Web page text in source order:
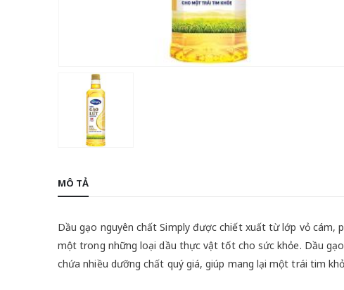
MÔ TẢ
Dầu gạo nguyên chất Simply được chiết xuất từ lớp vỏ cám,
một trong những loại dầu thực vật tốt cho sức khỏe. Dầu
chứa nhiều dưỡng chất quý giá, giúp mang lại một trái tim